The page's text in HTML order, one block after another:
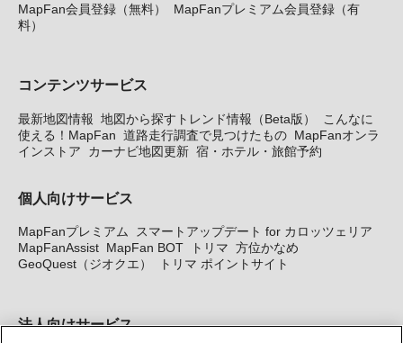
MapFan会員登録（無料）
MapFanプレミアム会員登録（有
料）
コンテンツサービス
最新地図情報 地図から探すトレンド情報（Beta版）
こんなに
使える！MapFan 道路走行調査で見つけたもの MapFanオンラ
インストア
カーナビ地図更新 宿・ホテル・旅館予約
個人向けサービス
MapFanプレミアム
スマートアップデート for カロッツェリア
MapFanAssist MapFan BOT トリマ 方位かなめ
GeoQuest（ジオクエ）
トリマ ポイントサイト
法人向けサービス